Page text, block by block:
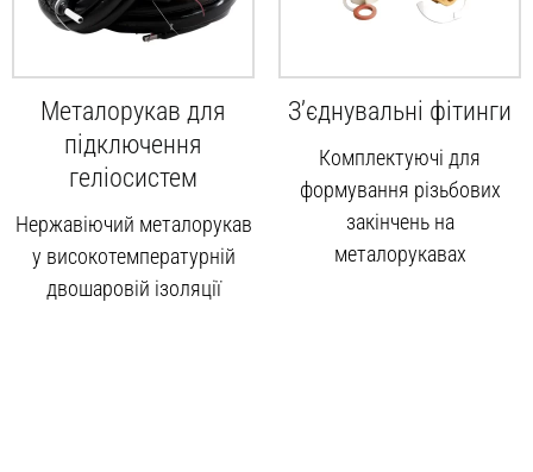
Металорукав для
підключення
геліосистем
Нержавіючий металорукав
у високотемпературній
двошаровій ізоляції
З’єднувальні фітинги
Комплектуючі для
формування різьбових
закінчень на
металорукавах